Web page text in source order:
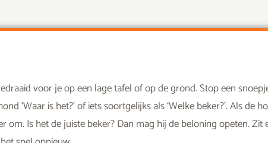
voor je op een lage tafel of op de grond. Stop een
‘Waar is het?’ of iets soortgelijks als ‘Welke beker?’. Als de
om. Is het de juiste beker? Dan mag hij de beloning opeten. Zit